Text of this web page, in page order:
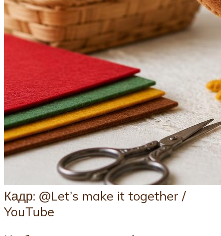
Кадр: @Let’s make it together /
YouTube